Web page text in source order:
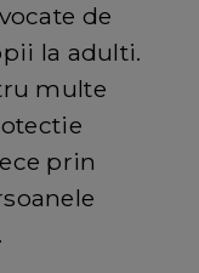
de
la adulti.
multe
prin